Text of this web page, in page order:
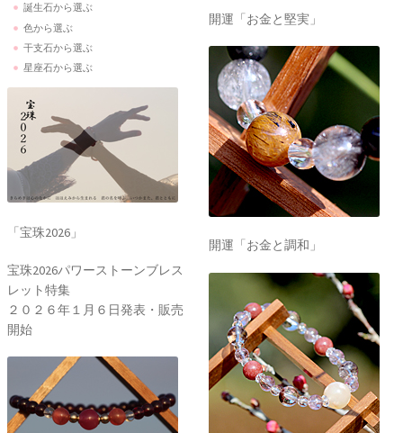
誕生石から選ぶ
色から選ぶ
干支石から選ぶ
星座石から選ぶ
「宝珠2026」
宝珠2026パワーストーンブレス
レット特集
２０２６年１月６日発表・販売
開始
開運「お金と堅実」
開運「お金と調和」